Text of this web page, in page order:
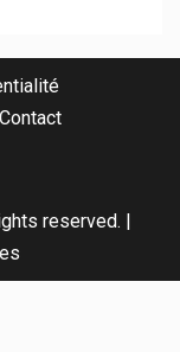
Contact
reserved. |